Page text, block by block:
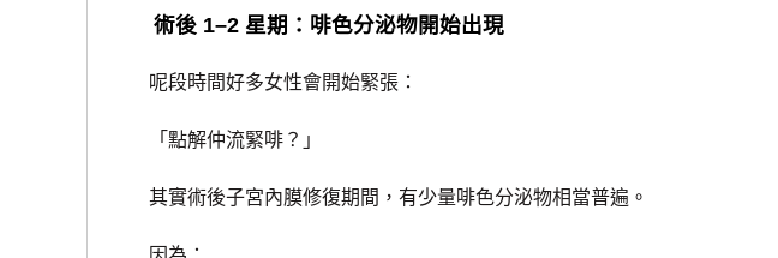
術後 1–2 星期：啡色分泌物開始出現
呢段時間好多女性會開始緊張：
「點解仲流緊啡？」
其實術後子宮內膜修復期間，有少量啡色分泌物相當普遍。